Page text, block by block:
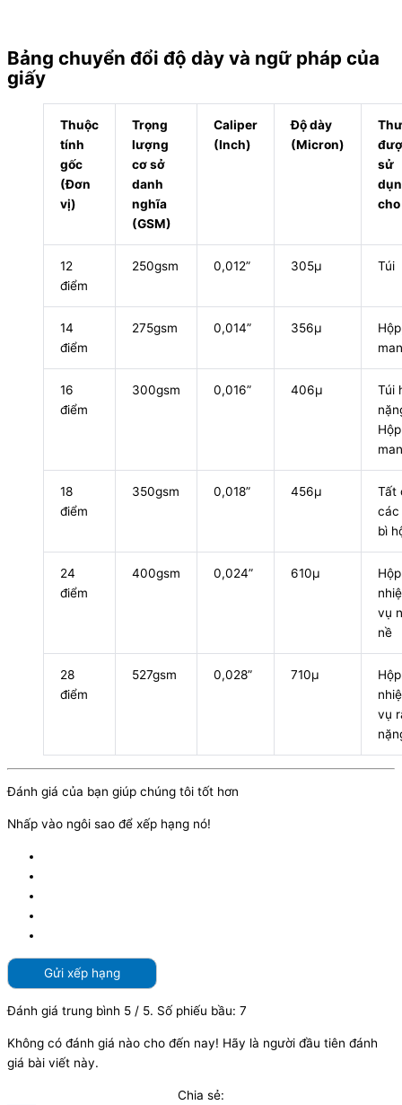
Bảng chuyển đổi độ dày và ngữ pháp của
giấy
Thuộc
tính
gốc
(Đơn
vị)
Trọng
lượng
cơ sở
danh
nghĩa
(GSM)
Caliper
(Inch)
Độ dày
(Micron)
sử
cho
12
điểm
250gsm 0,012” 305μ Túi
14
điểm
275gsm 0,014” 356μ
16
điểm
300gsm 0,016” 406μ
Túi
Hộp
18
điểm
350gsm 0,018” 456μ
Tất
các
bì
24
điểm
400gsm 0,024” 610μ
Hộp
vụ
nề
28
điểm
527gsm 0,028” 710μ
Hộp
vụ
Đánh giá của bạn giúp chúng tôi tốt hơn
Nhấp vào ngôi sao để xếp hạng nó!
Gửi xếp hạng
Đánh giá trung bình 5 / 5. Số phiếu bầu: 7
Không có đánh giá nào cho đến nay! Hãy là người đầu tiên đánh
giá bài viết này.
Chia sẻ: